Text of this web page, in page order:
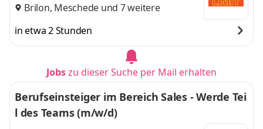
Brilon, Meschede und 7 weitere
in etwa 2 Stunden
Jobszu dieser Suche per Mail erhalten
Berufseinsteiger im Bereich Sales - Werde Tei
l des Teams (m/w/d)